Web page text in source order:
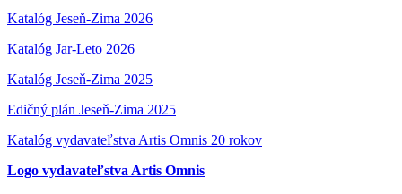
Katalóg Jeseň-Zima 2026
Katalóg Jar-Leto 2026
Katalóg Jeseň-Zima 2025
Edičný plán Jeseň-Zima 2025
Katalóg vydavateľstva Artis Omnis 20 rokov
Logo vydavateľstva Artis Omnis